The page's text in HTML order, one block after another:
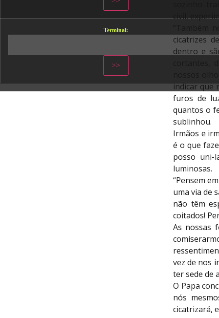
Terminal:
sozinho:
civil,
“Também
cicatrizes
dentro e
cortantes,
nossos
indicar que
furos de
quantos o
sublinhou.
Irmãos e
é o que
posso uni-
luminosas.
“Pensem
uma via de
não têm
coitados!
As nossas
vez de nos
ter sede de
O Papa
nós
cicatrizará,